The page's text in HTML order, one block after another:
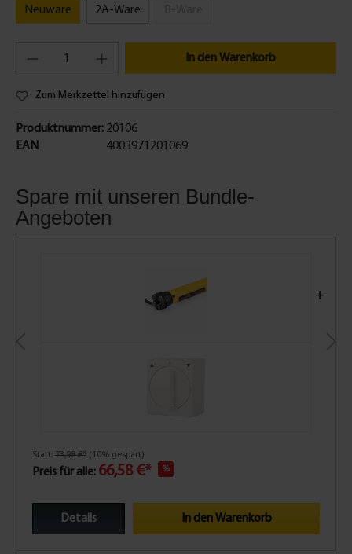
Neuware 2A-Ware
In den Warenkorb
Zum Merkzettel hinzufügen
Produktnummer:
EAN
20106
4003971201069
Spare mit unseren Bundle-
Angeboten
+
Statt: 73,98 €* (10% gespart)
Preis für alle: 66,58 €* %
Details In den Warenkorb